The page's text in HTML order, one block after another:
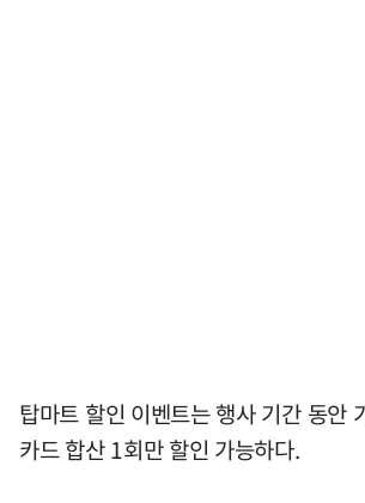
탑마트 할인 이벤트는 행사 기간 동안
카드 합산 1회만 할인 가능하다.